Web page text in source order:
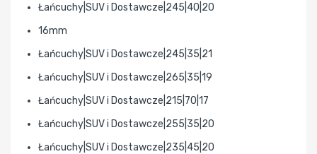
Łańcuchy|SUV i Dostawcze|245|40|20
16mm
Łańcuchy|SUV i Dostawcze|245|35|21
Łańcuchy|SUV i Dostawcze|265|35|19
Łańcuchy|SUV i Dostawcze|215|70|17
Łańcuchy|SUV i Dostawcze|255|35|20
Łańcuchy|SUV i Dostawcze|235|45|20